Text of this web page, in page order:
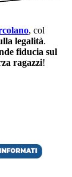
, col
legalità.
fiducia sul
ragazzi!